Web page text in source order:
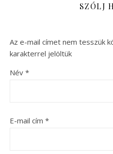
SZÓLJ
Az e-mail címet nem tesszük
karakterrel jelöltük
Név *
E-mail cím *